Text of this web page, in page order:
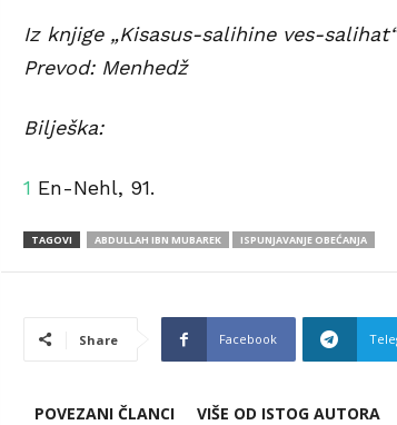
Iz knjige „Kisasus-salihine ves-
Prevod: Menhedž
Bilješka:
1 En-Nehl, 91.
TAGOVI ABDULLAH IBN MUBAREK ISPUNJAVANJE OBEĆANJA
Share Facebook
POVEZANI ČLANCI VIŠE OD ISTOG AUTORA